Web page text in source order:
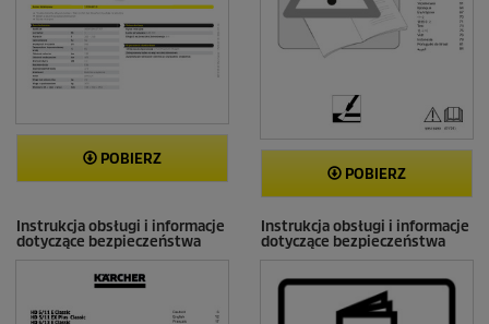
POBIERZ
POBIERZ
Instrukcja obsługi i informacje
dotyczące bezpieczeństwa
Instrukcja obsługi i informacje
dotyczące bezpieczeństwa